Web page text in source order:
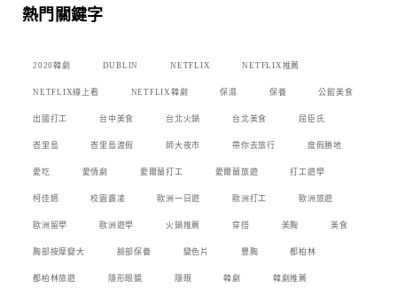
熱門關鍵字
2020韓劇 DUBLIN NETFLIX NETFLIX推薦
NETFLIX線上看 NETFLIX韓劇 保濕 保養 公館美食
出國打工 台中美食 台北火鍋 台北美食 屈臣氏
峇里島 峇里島渡假 師大夜市 帶你去旅行 度假勝地
愛吃 愛情劇 愛爾蘭打工 愛爾蘭旅遊 打工遊學
柯佳嬿 校園霸凌 歐洲一日遊 歐洲打工 歐洲旅遊
歐洲留學 歐洲遊學 火鍋推薦 穿搭 美胸 美食
胸部按摩變大 臉部保養 變色片 豐胸 都柏林
都柏林旅遊 隱形眼鏡 隱眼 韓劇 韓劇推薦